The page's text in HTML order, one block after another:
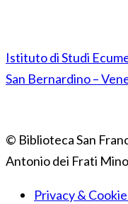
Istituto di Studi
San Bernardino –
© Biblioteca San
Antonio dei Frati
Privacy &